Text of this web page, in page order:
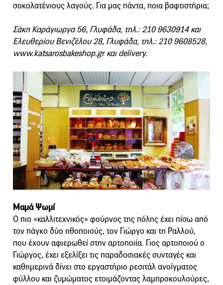
σοκολατένιους λαγούς. Για μας πάντα, ποια βαφτιστήρια;
Σάκη Καράγιωργα 56, Γλυφάδα, τηλ.: 210 9630914 και
Ελευθερίου Βενιζέλου 28, Γλυφάδα, τηλ.: 210 9608528,
www.katsarosbakeshop.gr και delivery.
Μαμά Ψωμί
Ο πιο «καλλιτεχνικός» φούρνος της πόλης έχει πίσω από
τον πάγκο δύο ηθοποιούς, τον Γιώργο και τη Ραλλού,
που έχουν αφιερωθεί στην αρτοποιία. Γιος αρτοποιού ο
Γιώργος, έχει εξελίξει τις παραδοσιακές συνταγές και
καθημερινά δίνει στο εργαστήριο ρεσιτάλ ανοίγματος
φύλλου και ζυμώματος ετοιμάζοντας λαμπροκουλούρες,